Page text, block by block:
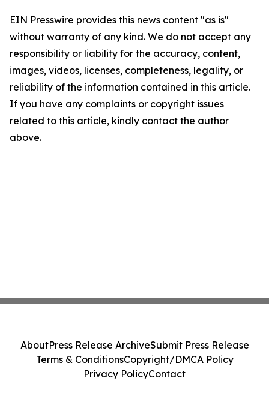
EIN Presswire provides this news content "as is"
without warranty of any kind. We do not accept any
responsibility or liability for the accuracy, content,
images, videos, licenses, completeness, legality, or
reliability of the information contained in this article.
If you have any complaints or copyright issues
related to this article, kindly contact the author
above.
AboutPress Release ArchiveSubmit Press Release
Terms & ConditionsCopyright/DMCA Policy
Privacy PolicyContact